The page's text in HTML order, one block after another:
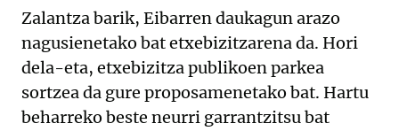
Zalantza barik, Eibarren daukagun arazo
nagusienetako bat etxebizitzarena da. Hori
dela-eta, etxebizitza publikoen parkea
sortzea da gure proposamenetako bat. Hartu
beharreko beste neurri garrantzitsu bat